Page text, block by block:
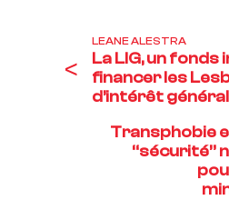
<
LEANE ALESTRA
La LIG, un fonds
financer les
d’intérêt général
Transphobie
“sécurité”